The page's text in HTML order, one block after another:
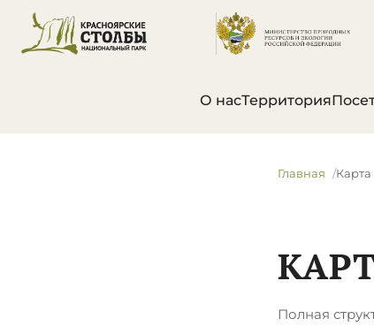
О насТерритория
Главная Карта
Полная